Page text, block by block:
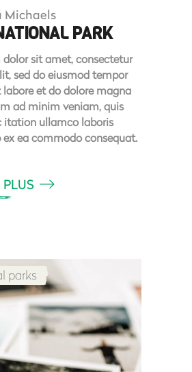
Michaels
PARK
sit amet, consectetur
sed do eiusmod tempor
et do dolore magna
ad minim veniam, quis
itation ullamco laboris
ea commodo consequat.
PLUS
parks